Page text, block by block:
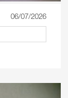
06/07/2026